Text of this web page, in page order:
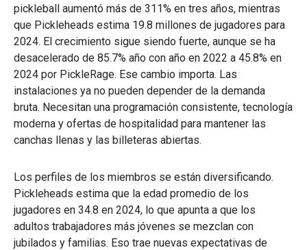
pickleball aumentó más de 311% en tres años, mientras
que Pickleheads estima 19.8 millones de jugadores para
2024. El crecimiento sigue siendo fuerte, aunque se ha
desacelerado de 85.7% año con año en 2022 a 45.8% en
2024 por PickleRage. Ese cambio importa. Las
instalaciones ya no pueden depender de la demanda
bruta. Necesitan una programación consistente, tecnología
moderna y ofertas de hospitalidad para mantener las
canchas llenas y las billeteras abiertas.
Los perfiles de los miembros se están diversificando.
Pickleheads estima que la edad promedio de los
jugadores en 34.8 en 2024, lo que apunta a que los
adultos trabajadores más jóvenes se mezclan con
jubilados y familias. Eso trae nuevas expectativas de